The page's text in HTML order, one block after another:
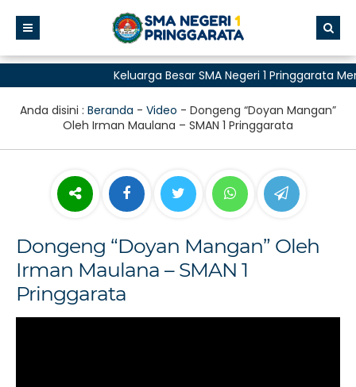
Keluarga Besar SMA Negeri 1 Pringgarata
Anda disini : Beranda - Video - Dongeng “Doyan Mangan”
Oleh Irman Maulana – SMAN 1 Pringgarata
Dongeng “Doyan Mangan” Oleh
Irman Maulana – SMAN 1
Pringgarata